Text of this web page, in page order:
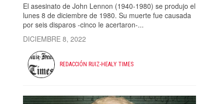
El asesinato de John Lennon (1940-1980) se produjo el
lunes 8 de diciembre de 1980. Su muerte fue causada
por seis disparos -cinco le acertaron-...
DICIEMBRE 8, 2022
REDACCIÓN RUIZ-HEALY TIMES